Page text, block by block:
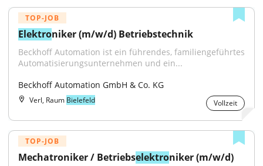
TOP-JOB
Elektroniker (m/w/d) Betriebstechnik
Beckhoff Automation ist ein führendes, familiengeführtes
Automatisierungsunternehmen und ein...
Beckhoff Automation GmbH & Co. KG
Verl, Raum Bielefeld Vollzeit
TOP-JOB
Mechatroniker / Betriebselektroniker (m/w/d)